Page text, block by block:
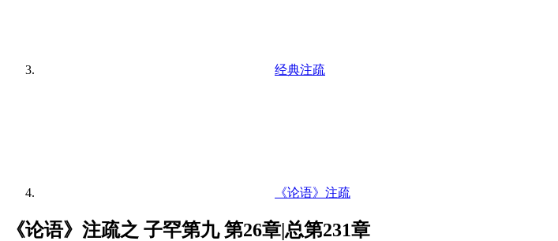
经典注疏
《论语》注疏
《论语》注疏之 子罕第九 第26章|总第231章